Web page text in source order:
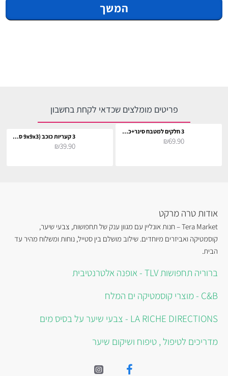
המשך
פריטים מומלצים שכדאי לקחת בחשבון
3 חלקים למטבח סינר+כפפה+תחתית לסיר
₪69.90 3 קעריות כוכב (9x9x3 ס"מ)
₪39.90
אודות טרה מרקט
Tera Market – חנות אונליין עם מגוון ענק של תחפושות, צבעי שיער,
קוסמטיקה ואביזרים מיוחדים. שילוב מושלם בין סטייל, נוחות ומשלוח מהיר עד
הבית.
ברוריה תחפושות TLV - אופנה אלטרנטיבית
C&B - מוצרי קוסמטיקה ים המלח
LA RICHE DIRECTIONS - צבעי שיער על בסיס מים
מדריכים לטיפול , טיפוח ושיקום שיער